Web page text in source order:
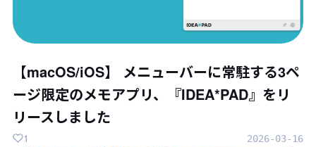
【macOS/iOS】 メニューバーに常駐する3ペ
ージ限定のメモアプリ、『IDEA*PAD』をリ
リースしました
2026-03-16
1